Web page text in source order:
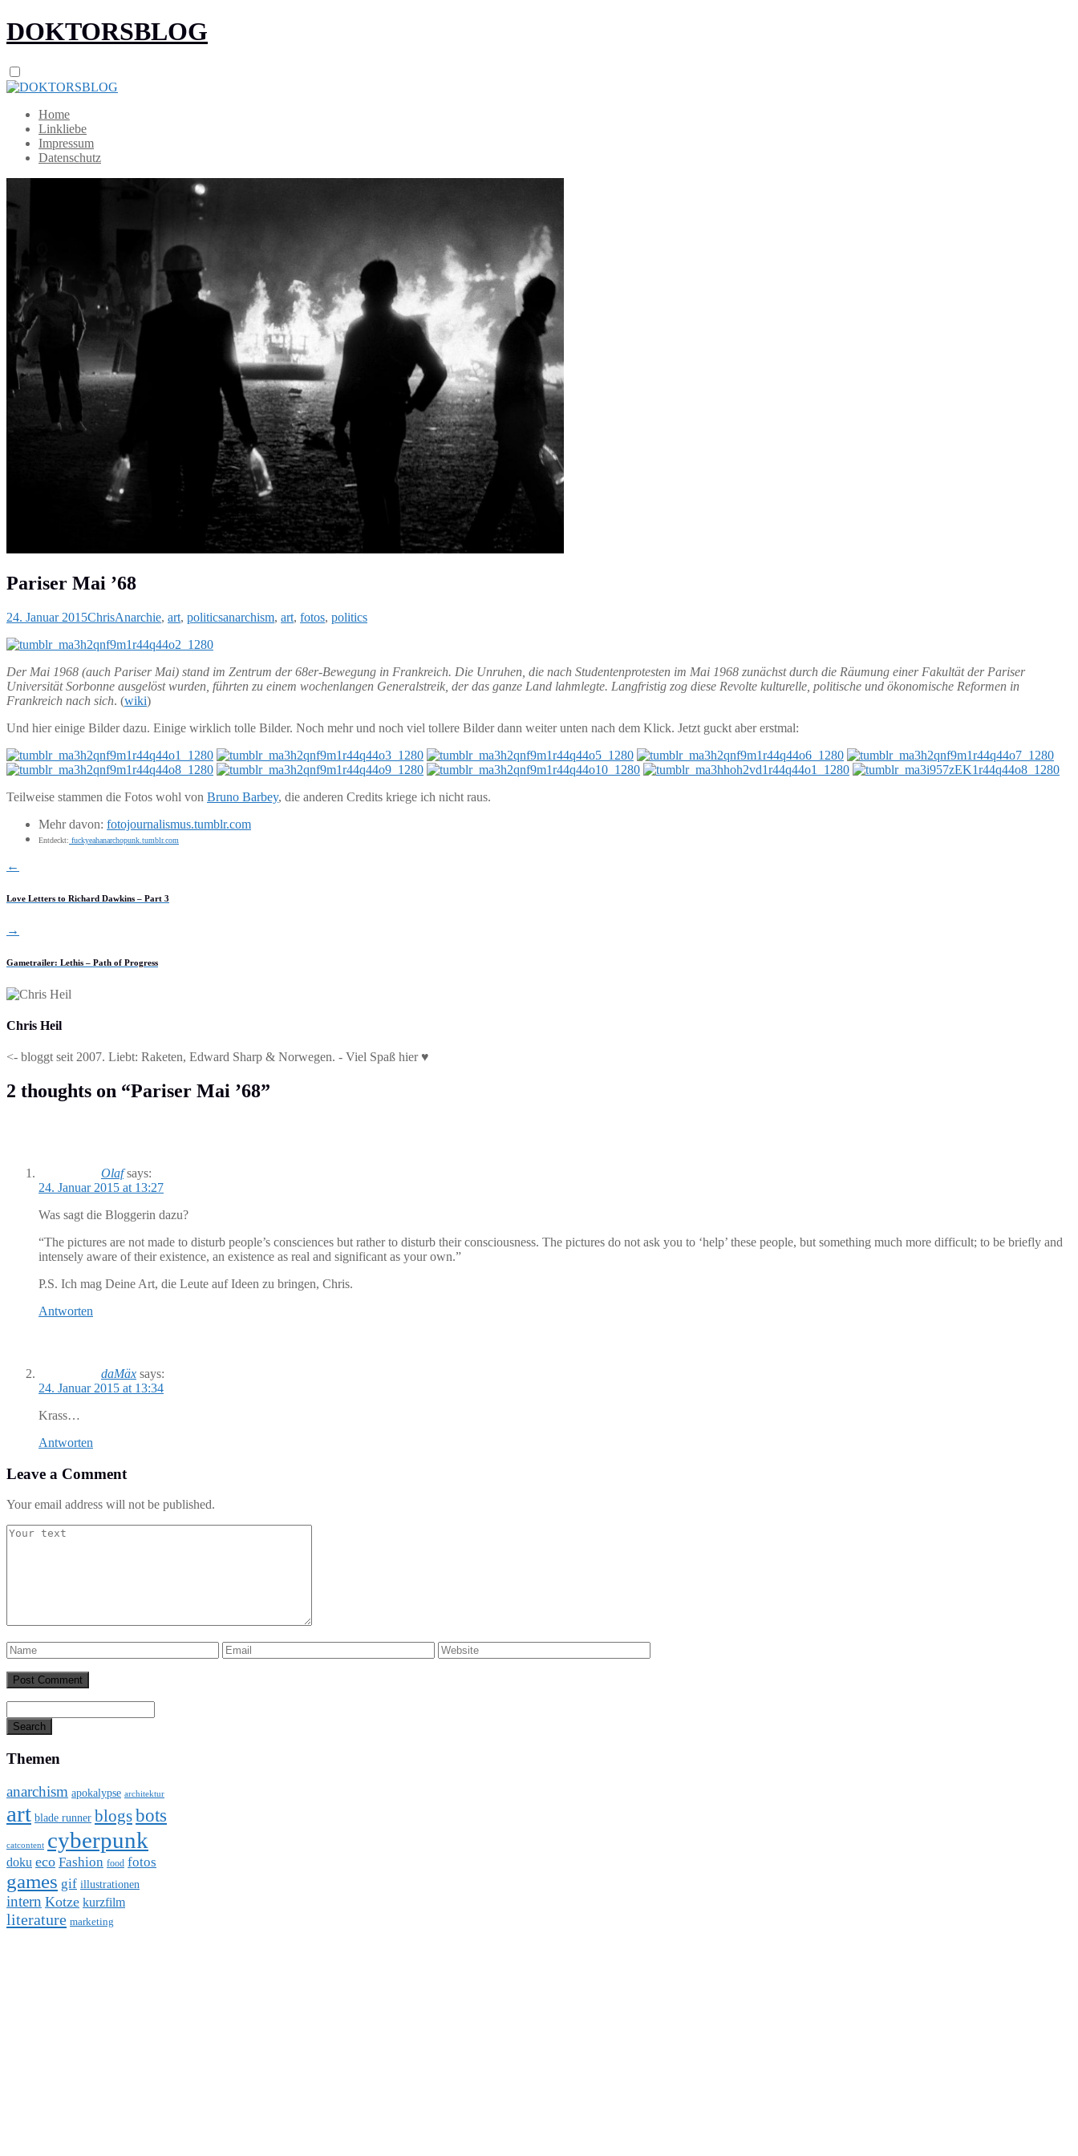
DOKTORSBLOG
Home
Linkliebe
Impressum
Datenschutz
Pariser Mai ’68
24. Januar 2015ChrisAnarchie, art, politicsanarchism, art, fotos, politics
Der Mai 1968 (auch Pariser Mai) stand im Zentrum der 68er-Bewegung in Frankreich. Die Unruhen, die nach Studentenprotesten im Mai 1968 zunächst durch die Räumung einer Fakultät der Pariser
Universität Sorbonne ausgelöst wurden, führten zu einem wochenlangen Generalstreik, der das ganze Land lahmlegte. Langfristig zog diese Revolte kulturelle, politische und ökonomische Reformen in
Frankreich nach sich. (wiki)
Und hier einige Bilder dazu. Einige wirklich tolle Bilder. Noch mehr und noch viel tollere Bilder dann weiter unten nach dem Klick. Jetzt guckt aber erstmal:
Teilweise stammen die Fotos wohl von Bruno Barbey, die anderen Credits kriege ich nicht raus.
Mehr davon: fotojournalismus.tumblr.com
Entdeckt: fuckyeahanarchopunk.tumblr.com
←
Love Letters to Richard Dawkins – Part 3
→
Gametrailer: Lethis – Path of Progress
Chris Heil
<- bloggt seit 2007. Liebt: Raketen, Edward Sharp & Norwegen. - Viel Spaß hier ♥
2 thoughts on “Pariser Mai ’68”
Olaf says:
24. Januar 2015 at 13:27
Was sagt die Bloggerin dazu?
“The pictures are not made to disturb people’s consciences but rather to disturb their consciousness. The pictures do not ask you to ‘help’ these people, but something much more difficult; to be briefly and
intensely aware of their existence, an existence as real and significant as your own.”
P.S. Ich mag Deine Art, die Leute auf Ideen zu bringen, Chris.
Antworten
daMäx says:
24. Januar 2015 at 13:34
Krass…
Antworten
Leave a Comment
Your email address will not be published.
Themen
anarchism apokalypse architektur
art blade runner blogsbots
catcontent cyberpunk
doku eco Fashion food fotos
games gif illustrationen
intern Kotze kurzfilm
literature marketing